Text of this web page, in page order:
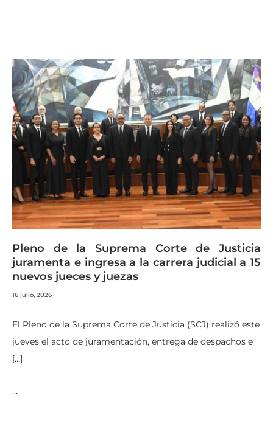
Pleno de la Suprema Corte de Justicia
juramenta e ingresa a la carrera judicial a 15
nuevos jueces y juezas
16 julio, 2026
El Pleno de la Suprema Corte de Justicia (SCJ) realizó este
jueves el acto de juramentación, entrega de despachos e
[…]
…
PagePagePagePagePage